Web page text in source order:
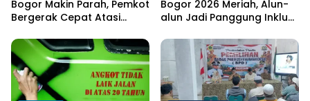
Bogor Makin Parah, Pemkot
Bergerak Cepat Atasi
Bogor 2026 Meriah, Alun-
alun Jadi Panggung Inklusi